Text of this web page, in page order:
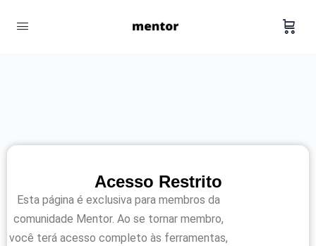
Acesso Restrito
Esta página é exclusiva para membros da
comunidade Mentor. Ao se tornar membro,
você terá acesso completo às ferramentas,